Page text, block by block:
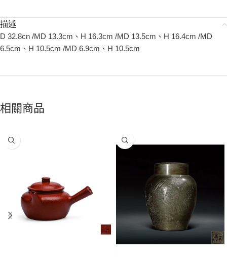
描述
D 32.8cn /MD 13.3cm、H 16.3cm /MD 13.5cm、H 16.4cm /MD
6.5cm、H 10.5cm /MD 6.9cm、H 10.5cm
相關商品